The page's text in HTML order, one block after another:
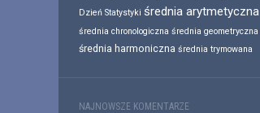
Dzień Statystyki średnia arytmetyczna
średnia chronologiczna średnia geometryczna
średnia harmoniczna średnia trymowana
NAJNOWSZE KOMENTARZE